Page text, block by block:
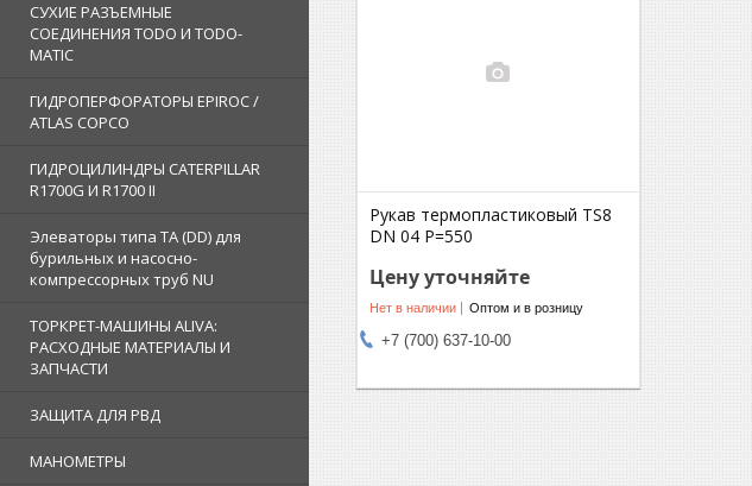
СУХИЕ РАЗЪЕМНЫЕ
СОЕДИНЕНИЯ TODO И TODO-
MATIC
ГИДРОПЕРФОРАТОРЫ EPIROC /
ATLAS COPCO
ГИДРОЦИЛИНДРЫ CATERPILLAR
R1700G И R1700 II
Элеваторы типа TA (DD) для
бурильных и насосно-
компрессорных труб NU
ТОРКРЕТ-МАШИНЫ ALIVA:
РАСХОДНЫЕ МАТЕРИАЛЫ И
ЗАПЧАСТИ
ЗАЩИТА ДЛЯ РВД
МАНОМЕТРЫ
Рукав термопластиковый TS8
DN 04 P=550
Цену уточняйте
Нет в наличии Оптом и в розницу
+7 (700) 637-10-00